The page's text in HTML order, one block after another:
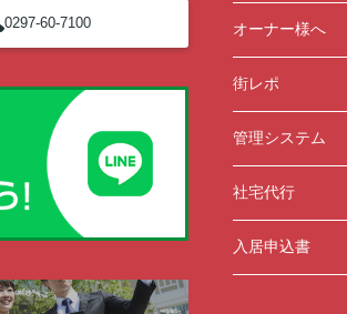
0297-60-7100 オーナー様へ
街レポ
管理システム
社宅代行
入居申込書